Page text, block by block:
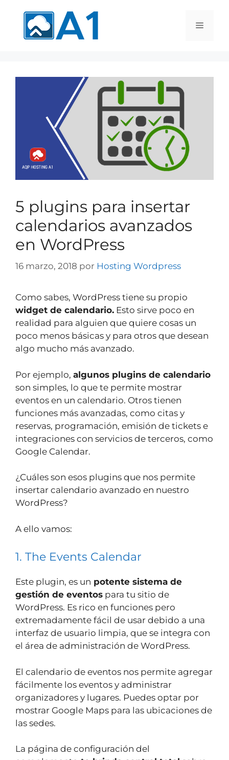
5 plugins para insertar
calendarios avanzados
en WordPress
16 marzo, 2018 por Hosting Wordpress
Como sabes, WordPress tiene su propio
widget de calendario. Esto sirve poco en
realidad para alguien que quiere cosas un
poco menos básicas y para otros que desean
algo mucho más avanzado.
Por ejemplo, algunos plugins de calendario
son simples, lo que te permite mostrar
eventos en un calendario. Otros tienen
funciones más avanzadas, como citas y
reservas, programación, emisión de tickets e
integraciones con servicios de terceros, como
Google Calendar.
¿Cuáles son esos plugins que nos permite
insertar calendario avanzado en nuestro
WordPress?
A ello vamos:
1. The Events Calendar
Este plugin, es un potente sistema de
gestión de eventos para tu sitio de
WordPress. Es rico en funciones pero
extremadamente fácil de usar debido a una
interfaz de usuario limpia, que se integra con
el área de administración de WordPress.
El calendario de eventos nos permite agregar
fácilmente los eventos y administrar
organizadores y lugares. Puedes optar por
mostrar Google Maps para las ubicaciones de
las sedes.
La página de configuración del